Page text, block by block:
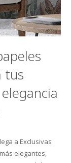
tus
a Exclusivas
elegantes,